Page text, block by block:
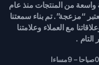
واسعة من المنتجات منذ عام
“مزعجة”. تم بناء سمعتنا
مع العملاء وعلامتنا
التام .